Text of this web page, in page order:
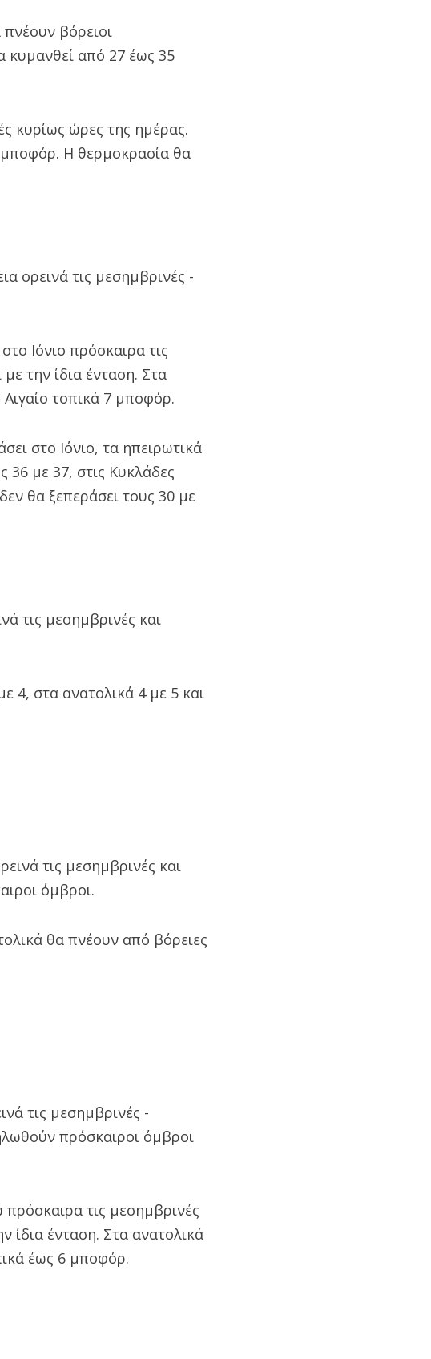
βόρειοι
κυμανθεί από 27 έως 35
κυρίως ώρες της ημέρας.
μποφόρ. Η θερμοκρασία θα
ορεινά τις μεσημβρινές -
Ιόνιο πρόσκαιρα τις
την ίδια ένταση. Στα
τοπικά 7 μποφόρ.
στο Ιόνιο, τα ηπειρωτικά
36 με 37, στις Κυκλάδες
θα ξεπεράσει τους 30 με
τις μεσημβρινές και
4, στα ανατολικά 4 με 5 και
τις μεσημβρινές και
όμβροι.
θα πνέουν από βόρειες
τις μεσημβρινές -
πρόσκαιροι όμβροι
τις μεσημβρινές
ίδια ένταση. Στα ανατολικά
έως 6 μποφόρ.